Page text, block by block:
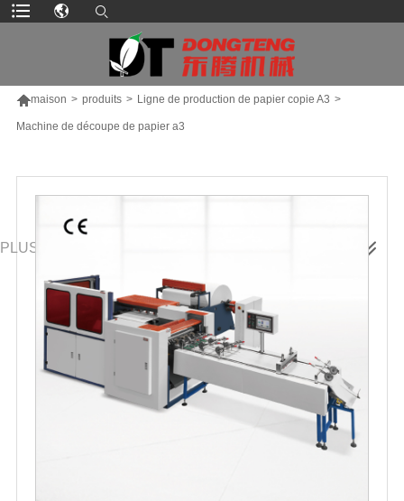
maison > produits > Ligne de production de papier copie A3 >
Machine de découpe de papier a3
PLUS DE PRODUITS